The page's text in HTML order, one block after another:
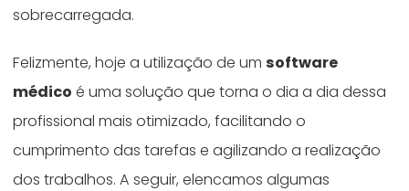
sobrecarregada.
Felizmente, hoje a utilização de umsoftware
médico é uma solução que torna o dia a dia dessa
profissional mais otimizado, facilitando o
cumprimento das tarefas e agilizando a realização
dos trabalhos. A seguir, elencamos algumas